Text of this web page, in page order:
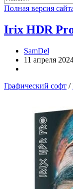
Полная версия
Irix HDR
SamDel
11 апреля
Графический софт /